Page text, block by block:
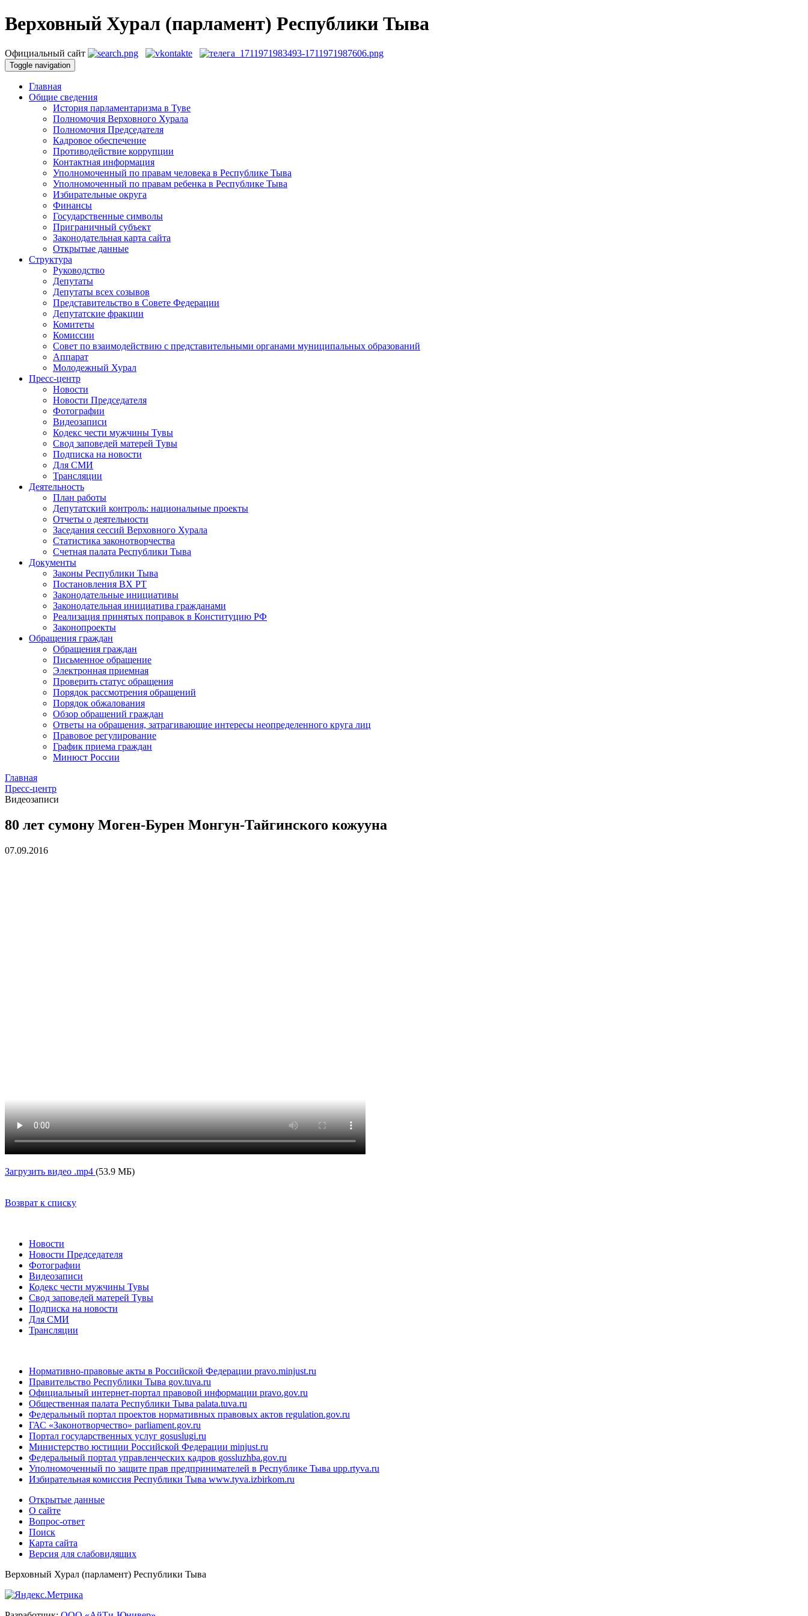
Верховный Хурал (парламент) Республики Тыва
Официальный сайт
Toggle navigation
Главная
Общие сведения
История парламентаризма в Туве
Полномочия Верховного Хурала
Полномочия Председателя
Кадровое обеспечение
Противодействие коррупции
Контактная информация
Уполномоченный по правам человека в Республике Тыва
Уполномоченный по правам ребенка в Республике Тыва
Избирательные округа
Финансы
Государственные символы
Приграничный субъект
Законодательная карта сайта
Открытые данные
Структура
Руководство
Депутаты
Депутаты всех созывов
Представительство в Совете Федерации
Депутатские фракции
Комитеты
Комиссии
Совет по взаимодействию с представительными органами муниципальных образований
Аппарат
Молодежный Хурал
Пресс-центр
Новости
Новости Председателя
Фотографии
Видеозаписи
Кодекс чести мужчины Тувы
Свод заповедей матерей Тувы
Подписка на новости
Для СМИ
Трансляции
Деятельность
План работы
Депутатский контроль: национальные проекты
Отчеты о деятельности
Заседания сессий Верховного Хурала
Статистика законотворчества
Счетная палата Республики Тыва
Документы
Законы Республики Тыва
Постановления ВХ РТ
Законодательные инициативы
Законодательная инициатива гражданами
Реализация принятых поправок в Конституцию РФ
Законопроекты
Обращения граждан
Обращения граждан
Письменное обращение
Электронная приемная
Проверить статус обращения
Порядок рассмотрения обращений
Порядок обжалования
Обзор обращений граждан
Ответы на обращения, затрагивающие интересы неопределенного круга лиц
Правовое регулирование
График приема граждан
Минюст России
Главная
Пресс-центр
Видеозаписи
80 лет сумону Моген-Бурен Монгун-Тайгинского кожууна
07.09.2016
Загрузить видео .mp4 (53.9 МБ)
Возврат к списку
Новости
Новости Председателя
Фотографии
Видеозаписи
Кодекс чести мужчины Тувы
Свод заповедей матерей Тувы
Подписка на новости
Для СМИ
Трансляции
Нормативно-правовые акты в Российской Федерации pravo.minjust.ru
Правительство Республики Тыва gov.tuva.ru
Официальный интернет-портал правовой информации pravo.gov.ru
Общественная палата Республики Тыва palata.tuva.ru
Федеральный портал проектов нормативных правовых актов regulation.gov.ru
ГАС «Законотворчество» parliament.gov.ru
Портал государственных услуг gosuslugi.ru
Министерство юстиции Российской Федерации minjust.ru
Федеральный портал управленческих кадров gossluzhba.gov.ru
Уполномоченный по защите прав предпринимателей в Республике Тыва upp.rtyva.ru
Избирательная комиссия Республики Тыва www.tyva.izbirkom.ru
Открытые данные
О сайте
Вопрос-ответ
Поиск
Карта сайта
Версия для слабовидящих
Верховный Хурал (парламент) Республики Тыва